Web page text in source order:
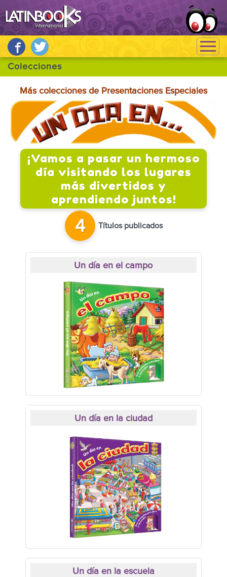
Más colecciones de Presentaciones Especiales
¡Vamos a pasar un hermoso
día visitando los lugares
más divertidos y
aprendiendo juntos!
4 Títulos publicados
Un día en el campo
Un día en la ciudad
Un día en la escuela